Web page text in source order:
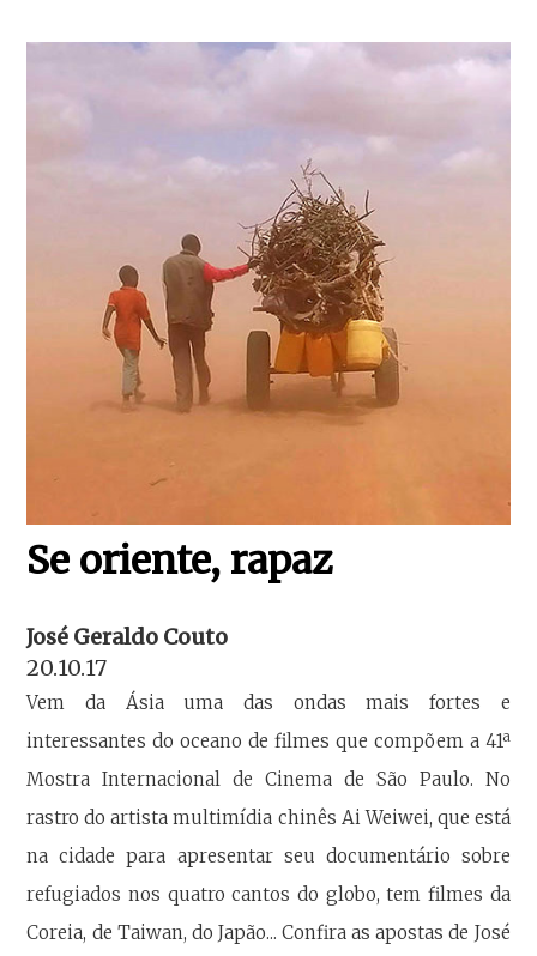
Se oriente, rapaz
José Geraldo Couto
20.10.17
Vem da Ásia uma das ondas mais fortes e
interessantes do oceano de filmes que compõem a 41ª
Mostra Internacional de Cinema de São Paulo. No
rastro do artista multimídia chinês Ai Weiwei, que está
na cidade para apresentar seu documentário sobre
refugiados nos quatro cantos do globo, tem filmes da
Coreia, de Taiwan, do Japão... Confira as apostas de José